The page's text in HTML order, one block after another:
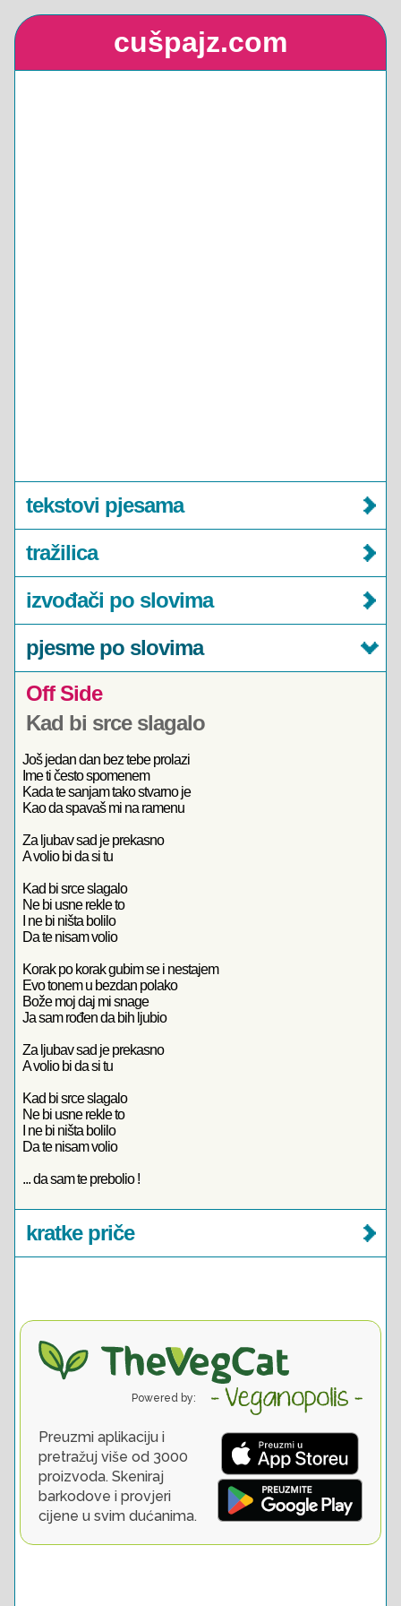
cušpajz.com
tekstovi pjesama
tražilica
izvođači po slovima
pjesme po slovima
Off Side
Kad bi srce slagalo
Još jedan dan bez tebe prolazi
Ime ti često spomenem
Kada te sanjam tako stvarno je
Kao da spavaš mi na ramenu
Za ljubav sad je prekasno
A volio bi da si tu
Kad bi srce slagalo
Ne bi usne rekle to
I ne bi ništa bolilo
Da te nisam volio
Korak po korak gubim se i nestajem
Evo tonem u bezdan polako
Bože moj daj mi snage
Ja sam rođen da bih ljubio
Za ljubav sad je prekasno
A volio bi da si tu
Kad bi srce slagalo
Ne bi usne rekle to
I ne bi ništa bolilo
Da te nisam volio
... da sam te prebolio !
kratke priče